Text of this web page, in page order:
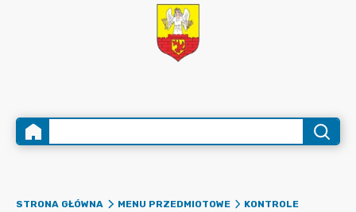
STRONA GŁÓWNA MENU PRZEDMIOTOWE
KONTROLE